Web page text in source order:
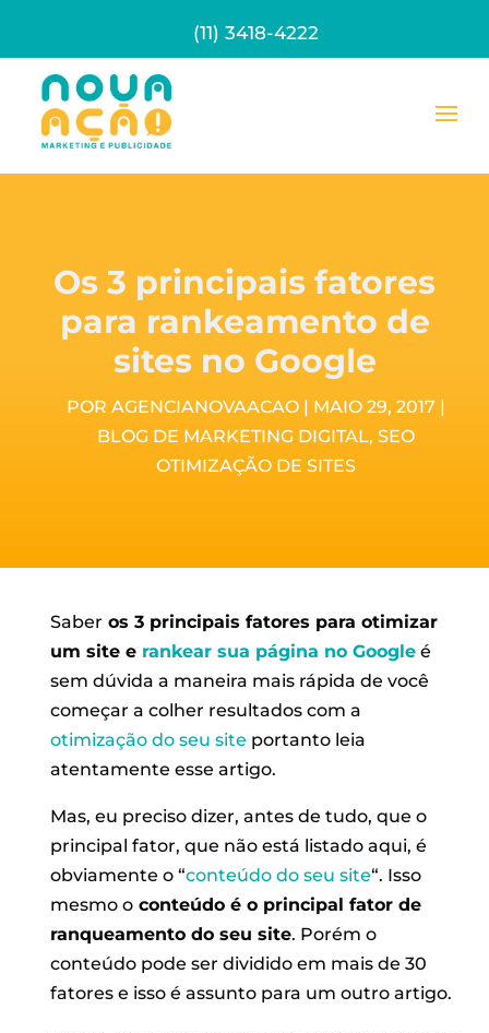
(11) 3418-4222
Os 3 principais fatores
para rankeamento de
sites no Google
POR AGENCIANOVAACAO| MAIO 29, 2017 |
BLOG DE MARKETING DIGITAL, SEO
OTIMIZAÇÃO DE SITES
Saber os 3 principais fatores para otimizar
um site e rankear sua página no Google é
sem dúvida a maneira mais rápida de você
começar a colher resultados com a
otimização do seu site portanto leia
atentamente esse artigo.
Mas, eu preciso dizer, antes de tudo, que o
principal fator, que não está listado aqui, é
obviamente o “conteúdo do seu site“. Isso
mesmo o conteúdo é o principal fator de
ranqueamento do seu site. Porém o
conteúdo pode ser dividido em mais de 30
fatores e isso é assunto para um outro artigo.